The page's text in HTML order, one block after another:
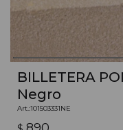
BILLETERA
Negro
101503331NE